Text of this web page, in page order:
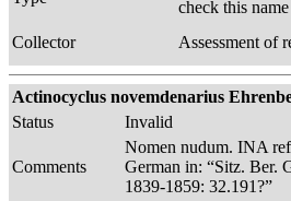
check this
Collector
Assessment of
Actinocyclus novemdenarius
Status
Invalid
Comments
Nomen nudum. INA
German in: “Sitz. Ber.
1839-1859: 32.191?”